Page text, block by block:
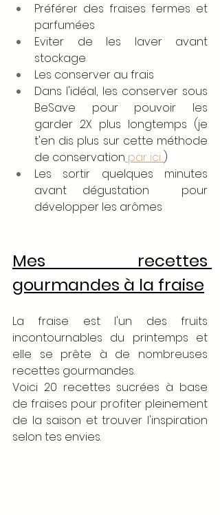
Préférer des fraises fermes et
parfumées
Eviter de les laver avant
stockage
Les conserver au frais
Dans l'idéal, les conserver sous
BeSave pour pouvoir les
garder 2X plus longtemps (je
t'en dis plus sur cette méthode
de conservation par ici )
Les sortir quelques minutes
avant dégustation  pour
développer les arômes
Mes recettes
gourmandes à la fraise
La fraise est l'un des fruits
incontournables du printemps et
elle se prête à de nombreuses
recettes gourmandes.
Voici 20 recettes sucrées à base
de fraises pour profiter pleinement
de la saison et trouver l'inspiration
selon tes envies.